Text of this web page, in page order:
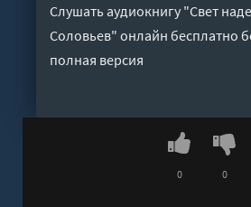
Слушать аудиокнигу "Свет
Соловьев" онлайн бесплатно
полная версия
0 0